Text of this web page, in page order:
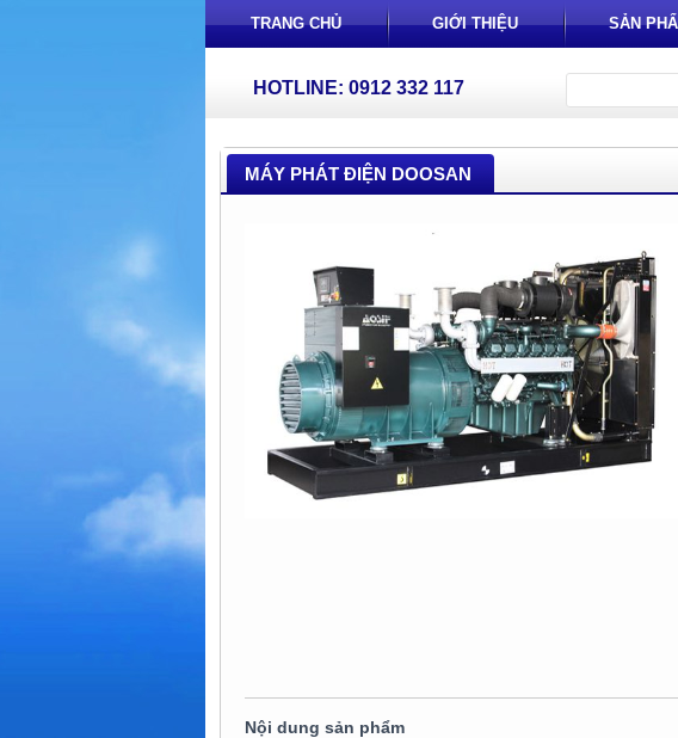
TRANG CHỦ GIỚI THIỆU SẢN
HOTLINE: 0912 332 117
MÁY PHÁT ĐIỆN DOOSAN
Nội dung sản phẩm